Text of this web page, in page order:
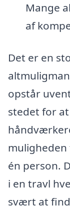
Mange
af
Det er en
opstår
stedet for
én person.
i en travl
svært at